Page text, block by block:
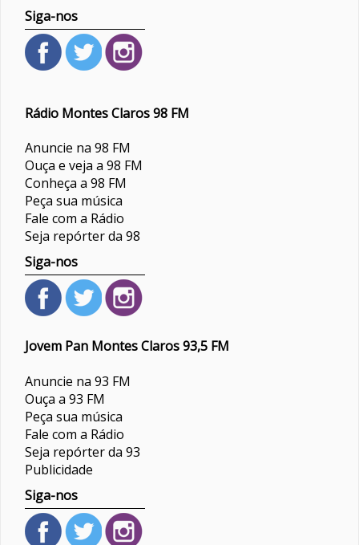
Siga-nos
Rádio Montes Claros 98 FM
Anuncie na 98 FM
Ouça e veja a 98 FM
Conheça a 98 FM
Peça sua música
Fale com a Rádio
Seja repórter da 98
Siga-nos
Jovem Pan Montes Claros 93,5 FM
Anuncie na 93 FM
Ouça a 93 FM
Peça sua música
Fale com a Rádio
Seja repórter da 93
Publicidade
Siga-nos